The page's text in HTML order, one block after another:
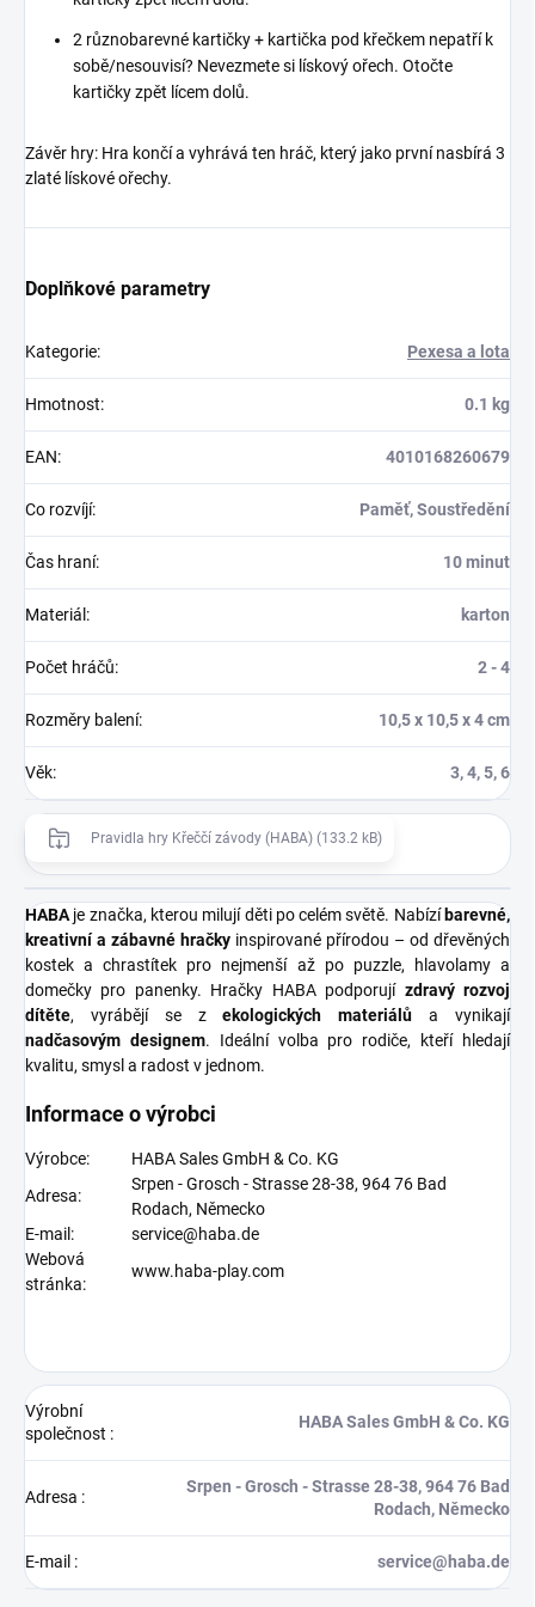
2 různobarevné kartičky + kartička pod křečkem nepatří k
sobě/nesouvisí? Nevezmete si lískový ořech. Otočte
kartičky zpět lícem dolů.
Závěr hry: Hra končí a vyhrává ten hráč, který jako první nasbírá 3
zlaté lískové ořechy.
Doplňkové parametry
Kategorie: Pexesa a lota
Hmotnost: 0.1 kg
EAN: 4010168260679
Co rozvíjí: Paměť, Soustředění
Čas hraní: 10 minut
Materiál : karton
Počet hráčů: 2 - 4
Rozměry balení: 10,5 x 10,5 x 4 cm
Věk: 3, 4, 5, 6
Pravidla hry Křeččí závody (HABA) (133.2 kB)
HABA je značka, kterou milují děti po celém světě. Nabízí barevné,
kreativní a zábavné hračky inspirované přírodou – od dřevěných
kostek a chrastítek pro nejmenší až po puzzle, hlavolamy a
domečky pro panenky. Hračky HABA podporují zdravý rozvoj
dítěte, vyrábějí se zekologických materiálů a vynikají
nadčasovým designem. Ideální volba pro rodiče, kteří hledají
kvalitu, smysl a radost v jednom.
Informace o výrobci
Výrobce:
HABA Sales GmbH & Co. KG
Adresa:
Srpen - Grosch - Strasse 28-38, 964 76 Bad
Rodach, Německo
E-mail:
service@haba.de
Webová
stránka:
www.haba-play.com
Výrobní
společnost :
HABA Sales GmbH & Co. KG
Adresa :
Srpen - Grosch - Strasse 28-38, 964 76 Bad
Rodach, Německo
E-mail : service@haba.de